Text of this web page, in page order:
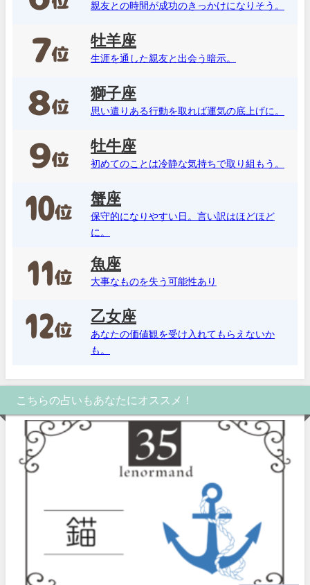
親友との時間が成功のきっかけになりそう。
牡羊座
生涯を通した親友と出会う暗示。
獅子座
思い遣りある行動を取れば運気の底上げに。
牡牛座
初めてのことは冷静な気持ちで取り組もう。
蟹座
保守的になりやすい日。言い訳はほどほど
に。
魚座
大事なものを失う可能性あり
乙女座
あなたの価値観を受け入れてもらえないか
も。
こちらの占いもあなたにオススメ！